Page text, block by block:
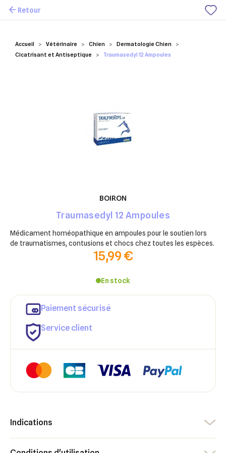
Mes favoris
Accueil Vétérinaire Chien
Dermatologie Chien
Cicatrisant et Antiseptique
Traumasedyl 12 Ampoules
Retour
BOIRON
Traumasedyl 12 Ampoules
Médicament homéopathique en ampoules pour le soutien lors
de traumatismes, contusions et chocs chez toutes les espèces.
15,99 €
En stock
Paiement sécurisé
Service client
Indications
×
×